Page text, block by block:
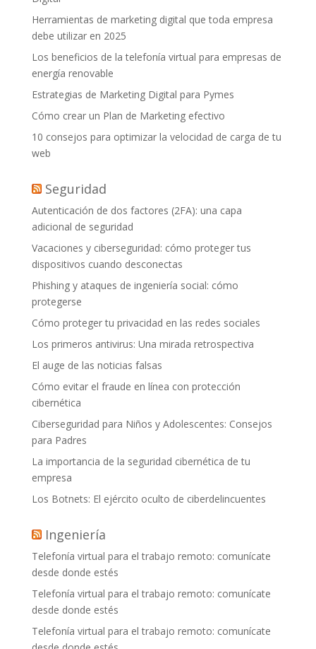
Herramientas de marketing digital que toda empresa
debe utilizar en 2025
Los beneficios de la telefonía virtual para empresas de
energía renovable
Estrategias de Marketing Digital para Pymes
Cómo crear un Plan de Marketing efectivo
10 consejos para optimizar la velocidad de carga de tu
web
Seguridad
Autenticación de dos factores (2FA): una capa
adicional de seguridad
Vacaciones y ciberseguridad: cómo proteger tus
dispositivos cuando desconectas
Phishing y ataques de ingeniería social: cómo
protegerse
Cómo proteger tu privacidad en las redes sociales
Los primeros antivirus: Una mirada retrospectiva
El auge de las noticias falsas
Cómo evitar el fraude en línea con protección
cibernética
Ciberseguridad para Niños y Adolescentes: Consejos
para Padres
La importancia de la seguridad cibernética de tu
empresa
Los Botnets: El ejército oculto de ciberdelincuentes
Ingeniería
Telefonía virtual para el trabajo remoto: comunícate
desde donde estés
Telefonía virtual para el trabajo remoto: comunícate
desde donde estés
Telefonía virtual para el trabajo remoto: comunícate